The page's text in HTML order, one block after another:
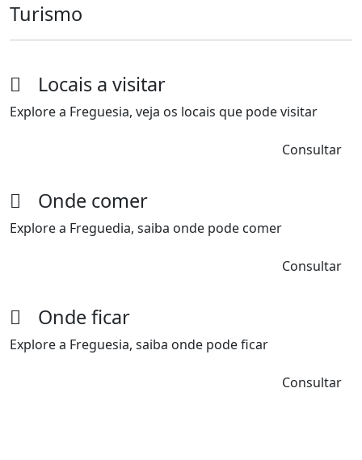
Turismo
Locais a visitar
Explore a Freguesia, veja os locais que pode visitar
Consultar
Onde comer
Explore a Freguedia, saiba onde pode comer
Consultar
Onde ficar
Explore a Freguesia, saiba onde pode ficar
Consultar